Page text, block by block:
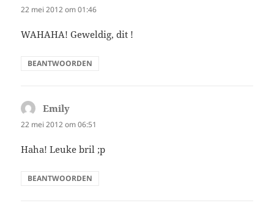
22 mei 2012 om 01:46
WAHAHA! Geweldig, dit !
BEANTWOORDEN
Emily
22 mei 2012 om 06:51
Haha! Leuke bril ;p
BEANTWOORDEN